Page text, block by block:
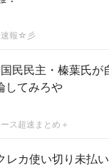
速報☆彡
国民民主・榛葉氏
論してみろや
ス超速まとめ＋
レカ使い切り未払